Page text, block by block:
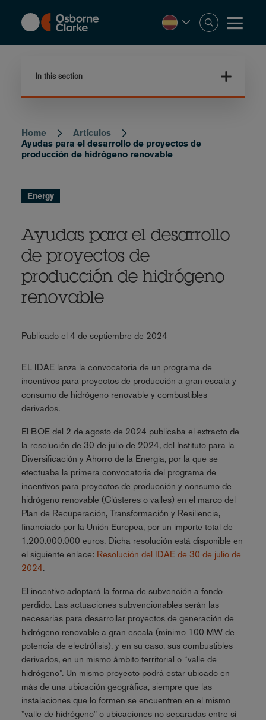
content
In this section
Breadcrumb
Home
Artículos
Ayudas para el desarrollo de proyectos de
producción de hidrógeno renovable
Energy
Ayudas para el desarrollo
de proyectos de
producción de hidrógeno
renovable
Publicado el 4 de septiembre de 2024
EL IDAE lanza la convocatoria de un programa de
incentivos para proyectos de producción a gran escala y
consumo de hidrógeno renovable y combustibles
derivados.
El BOE del 2 de agosto de 2024 publicaba el extracto de
la resolución de 30 de julio de 2024, del Instituto para la
Diversificación y Ahorro de la Energía, por la que se
efectuaba la primera convocatoria del programa de
incentivos para proyectos de producción y consumo de
hidrógeno renovable (Clústeres o valles) en el marco del
Plan de Recuperación, Transformación y Resiliencia,
financiado por la Unión Europea, por un importe total de
1.200.000.000 euros. Dicha resolución está disponible en
el siguiente enlace: Resolución del IDAE de 30 de julio de
2024.
El incentivo adoptará la forma de subvención a fondo
perdido. Las actuaciones subvencionables serán las
necesarias para desarrollar proyectos de generación de
hidrógeno renovable a gran escala (mínimo 100 MW de
potencia de electrólisis), y en su caso, sus combustibles
derivados, en un mismo ámbito territorial o “valle de
hidrógeno”. Un mismo proyecto podrá estar ubicado en
más de una ubicación geográfica, siempre que las
instalaciones que lo formen se encuentren en el mismo
"valle de hidrógeno" o ubicaciones no separadas entre sí